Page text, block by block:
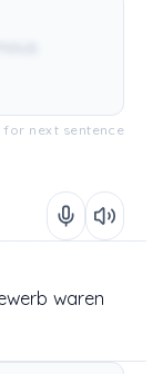
for next sentence
waren